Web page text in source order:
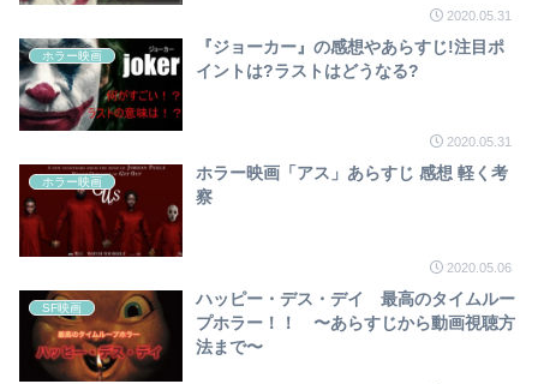
2020.05.31
ホラー映画
『ジョーカー』の感想やあらすじ!注目ポ
イントは?ラストはどうなる?
2020.05.31
ホラー映画
ホラー映画「アス」あらすじ 感想 軽く考
察
2020.05.06
SF映画
ハッピー・デス・デイ 最高のタイムルー
プホラー！！ 〜あらすじから動画視聴方
法まで〜